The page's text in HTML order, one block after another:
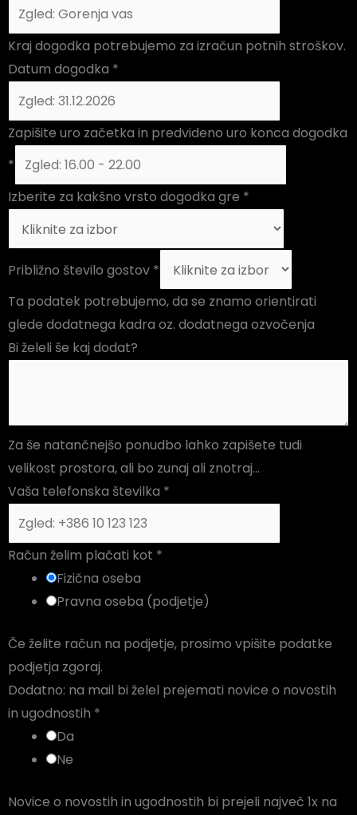
Kraj dogodka potrebujemo za izračun potnih stroškov.
Datum dogodka *
Zapišite uro začetka in predvideno uro konca dogodka
*
Izberite za kakšno vrsto dogodka gre *
Približno število gostov *
Ta podatek potrebujemo, da se znamo orientirati
glede dodatnega kadra oz. dodatnega ozvočenja
Bi želeli še kaj dodat?
Za še natančnejšo ponudbo lahko zapišete tudi
velikost prostora, ali bo zunaj ali znotraj...
Vaša telefonska številka *
Račun želim plačati kot *
Fizična oseba
Pravna oseba (podjetje)
Če želite račun na podjetje, prosimo vpišite podatke
podjetja zgoraj.
Dodatno: na mail bi želel prejemati novice o novostih
in ugodnostih *
Da
Ne
Novice o novostih in ugodnostih bi prejeli največ 1x na